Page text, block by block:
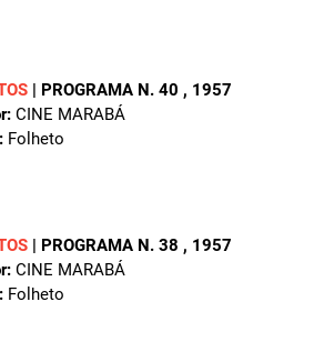
| PROGRAMA N. 40 , 1957
CINE MARABÁ
Folheto
| PROGRAMA N. 38 , 1957
CINE MARABÁ
Folheto